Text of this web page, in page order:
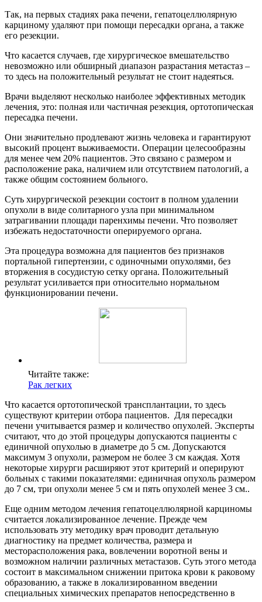
Так, на первых стадиях рака печени, гепатоцеллюлярную
карциному удаляют при помощи пересадки органа, а также
его резекции.
Что касается случаев, где хирургическое вмешательство
невозможно или обширный диапазон разрастания метастаз –
то здесь на положительный результат не стоит надеяться.
Врачи выделяют несколько наиболее эффективных методик
лечения, это: полная или частичная резекция, ортотопическая
пересадка печени.
Они значительно продлевают жизнь человека и гарантируют
высокий процент выживаемости. Операции целесообразны
для менее чем 20% пациентов. Это связано с размером и
расположение рака, наличием или отсутствием патологий, а
также общим состоянием больного.
Суть хирургической резекции состоит в полном удалении
опухоли в виде солитарного узла при минимальном
затрагивании площади паренхимы печени. Что позволяет
избежать недостаточности оперируемого органа.
Эта процедура возможна для пациентов без признаков
портальной гипертензии, с одиночными опухолями, без
вторжения в сосудистую сетку органа. Положительный
результат усиливается при относительно нормальном
функционировании печени.
Читайте также:
Рак легких
Что касается ортотопической трансплантации, то здесь
существуют критерии отбора пациентов. Для пересадки
печени учитывается размер и количество опухолей. Эксперты
считают, что до этой процедуры допускаются пациенты с
единичной опухолью в диаметре до 5 см. Допускаются
максимум 3 опухоли, размером не более 3 см каждая. Хотя
некоторые хирурги расширяют этот критерий и оперируют
больных с такими показателями: единичная опухоль размером
до 7 см, три опухоли менее 5 см и пять опухолей менее 3 см..
Еще одним методом лечения гепатоцеллюлярной карциномы
считается локализированное лечение. Прежде чем
использовать эту методику врач проводит детальную
диагностику на предмет количества, размера и
месторасположения рака, вовлечении воротной вены и
возможном наличии различных метастазов. Суть этого метода
состоит в максимальном снижении притока крови к раковому
образованию, а также в локализированном введении
специальных химических препаратов непосредственно в